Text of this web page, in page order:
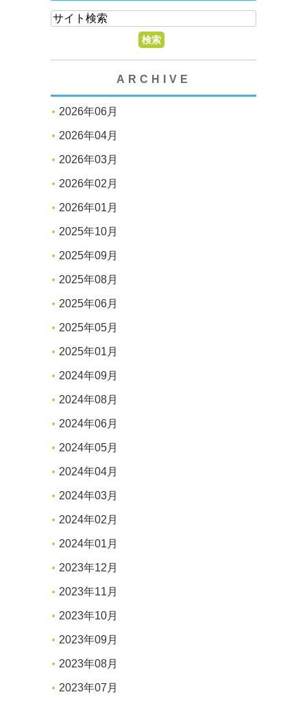
ARCHIVE
2026年06月
2026年04月
2026年03月
2026年02月
2026年01月
2025年10月
2025年09月
2025年08月
2025年06月
2025年05月
2025年01月
2024年09月
2024年08月
2024年06月
2024年05月
2024年04月
2024年03月
2024年02月
2024年01月
2023年12月
2023年11月
2023年10月
2023年09月
2023年08月
2023年07月